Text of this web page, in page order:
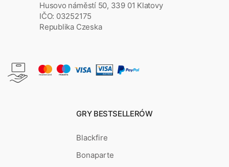
Husovo náměstí 50, 339 01 Klatovy
IČO: 03252175
Republika Czeska
GRY BESTSELLERÓW
Blackfire
Bonaparte